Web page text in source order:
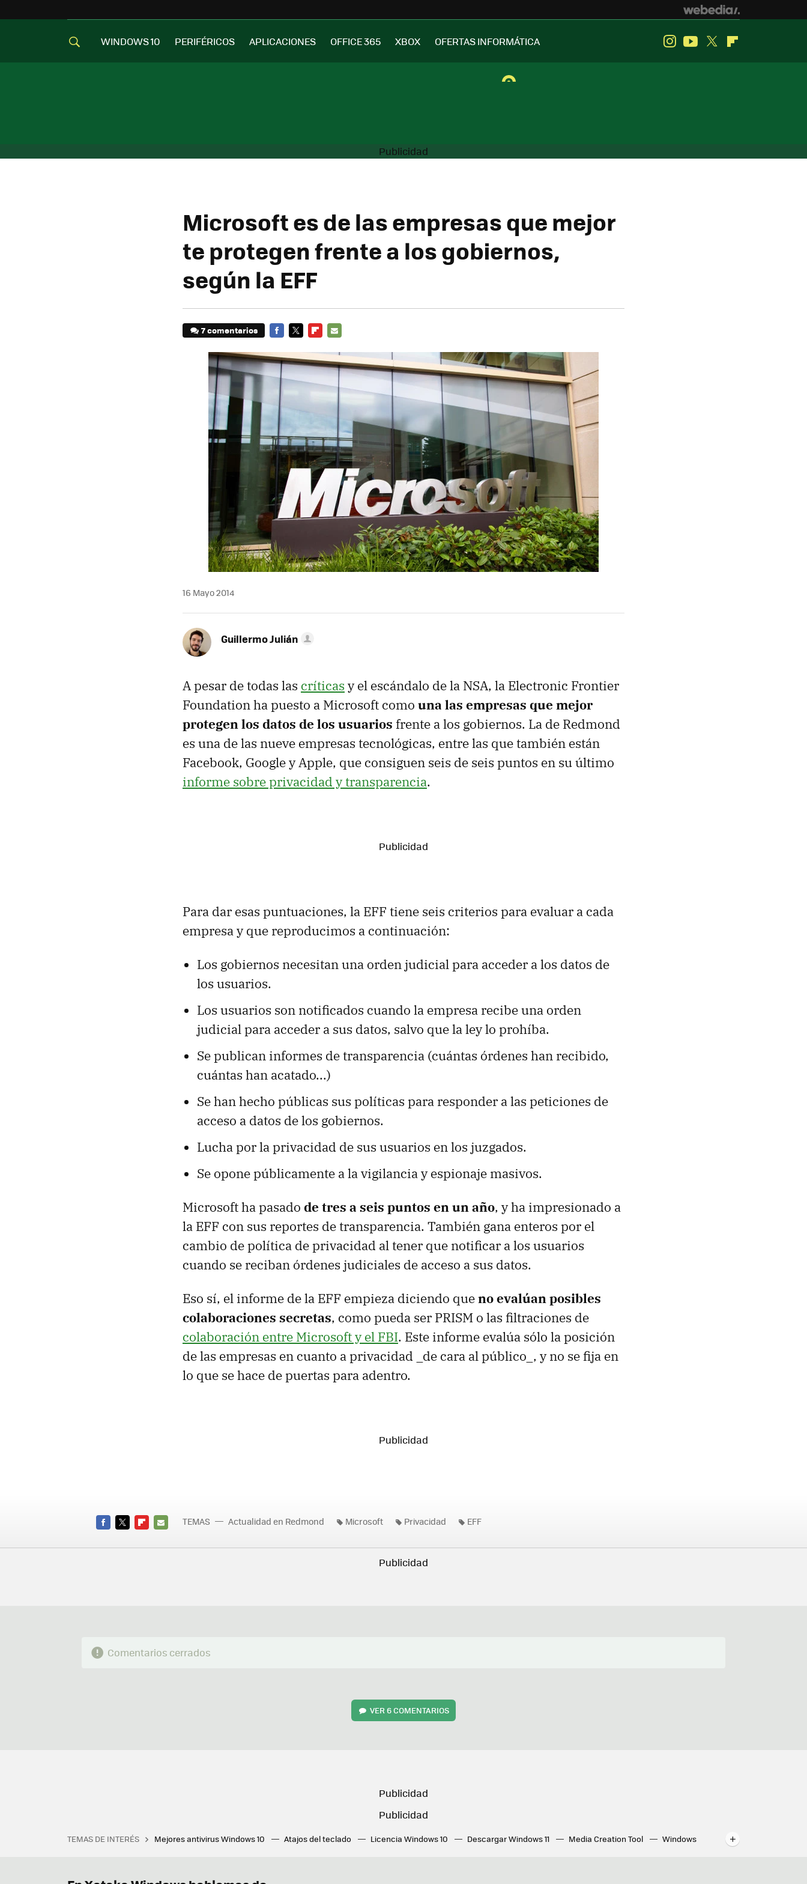
WINDOWS 10 PERIFÉRICOS APLICACIONES OFFICE 365 XBOX OFERTAS INFORMÁTICA InstagramYoutube
Twitter
Microsoft es de las empresas que mejor
te protegen frente a los gobiernos,
según la EFF
7 comentarios
MAIL
16 Mayo 2014
Guillermo Julián
A pesar de todas las críticas y el escándalo de la NSA, la Electronic Frontier
Foundation ha puesto a Microsoft como una las empresas que mejor
protegen los datos de los usuarios frente a los gobiernos. La de Redmond
es una de las nueve empresas tecnológicas, entre las que también están
Facebook, Google y Apple, que consiguen seis de seis puntos en su último
informe sobre privacidad y transparencia.
Para dar esas puntuaciones, la EFF tiene seis criterios para evaluar a cada
empresa y que reproducimos a continuación:
Los gobiernos necesitan una orden judicial para acceder a los datos de
los usuarios.
Los usuarios son notificados cuando la empresa recibe una orden
judicial para acceder a sus datos, salvo que la ley lo prohíba.
Se publican informes de transparencia (cuántas órdenes han recibido,
cuántas han acatado...)
Se han hecho públicas sus políticas para responder a las peticiones de
acceso a datos de los gobiernos.
Lucha por la privacidad de sus usuarios en los juzgados.
Se opone públicamente a la vigilancia y espionaje masivos.
Microsoft ha pasado de tres a seis puntos en un año, y ha impresionado a
la EFF con sus reportes de transparencia. También gana enteros por el
cambio de política de privacidad al tener que notificar a los usuarios
cuando se reciban órdenes judiciales de acceso a sus datos.
Eso sí, el informe de la EFF empieza diciendo queno evalúan posibles
colaboraciones secretas, como pueda ser PRISM o las filtraciones de
colaboración entre Microsoft y el FBI. Este informe evalúa sólo la posición
de las empresas en cuanto a privacidad _de cara al público_, y no se fija en
lo que se hace de puertas para adentro.
MAIL
TEMAS Actualidad en Redmond Microsoft Privacidad EFF
Comentarios cerrados
VER6 COMENTARIOS
TEMAS DE INTERÉS Mejores antivirus Windows 10 Atajos del teclado Licencia Windows 10 Descargar Windows 11 Media Creation Tool
Windows